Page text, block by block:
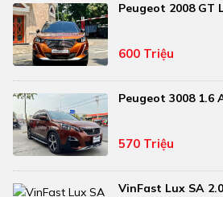
Peugeot 2008 GT
600 Triệu
Peugeot 3008 1.6
570 Triệu
VinFast Lux SA